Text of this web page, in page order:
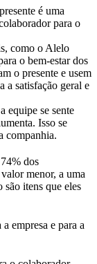
é uma
para o
como o Alelo
o bem-estar dos
o presente e usem
a satisfação geral e
equipe se sente
Isso se
companhia.
dos
menor, a uma
são itens que eles
empresa e para a